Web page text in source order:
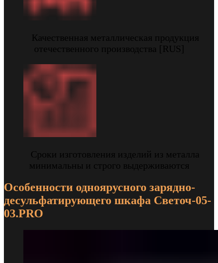
Качественная металлическая продукция
отечественного производства [RUS]
Сроки изготовления изделий из металла
минимальны и строго выдерживаются
Особенности одноярусного зарядно-
десульфатирующего шкафа Светоч-05-
03.PRO